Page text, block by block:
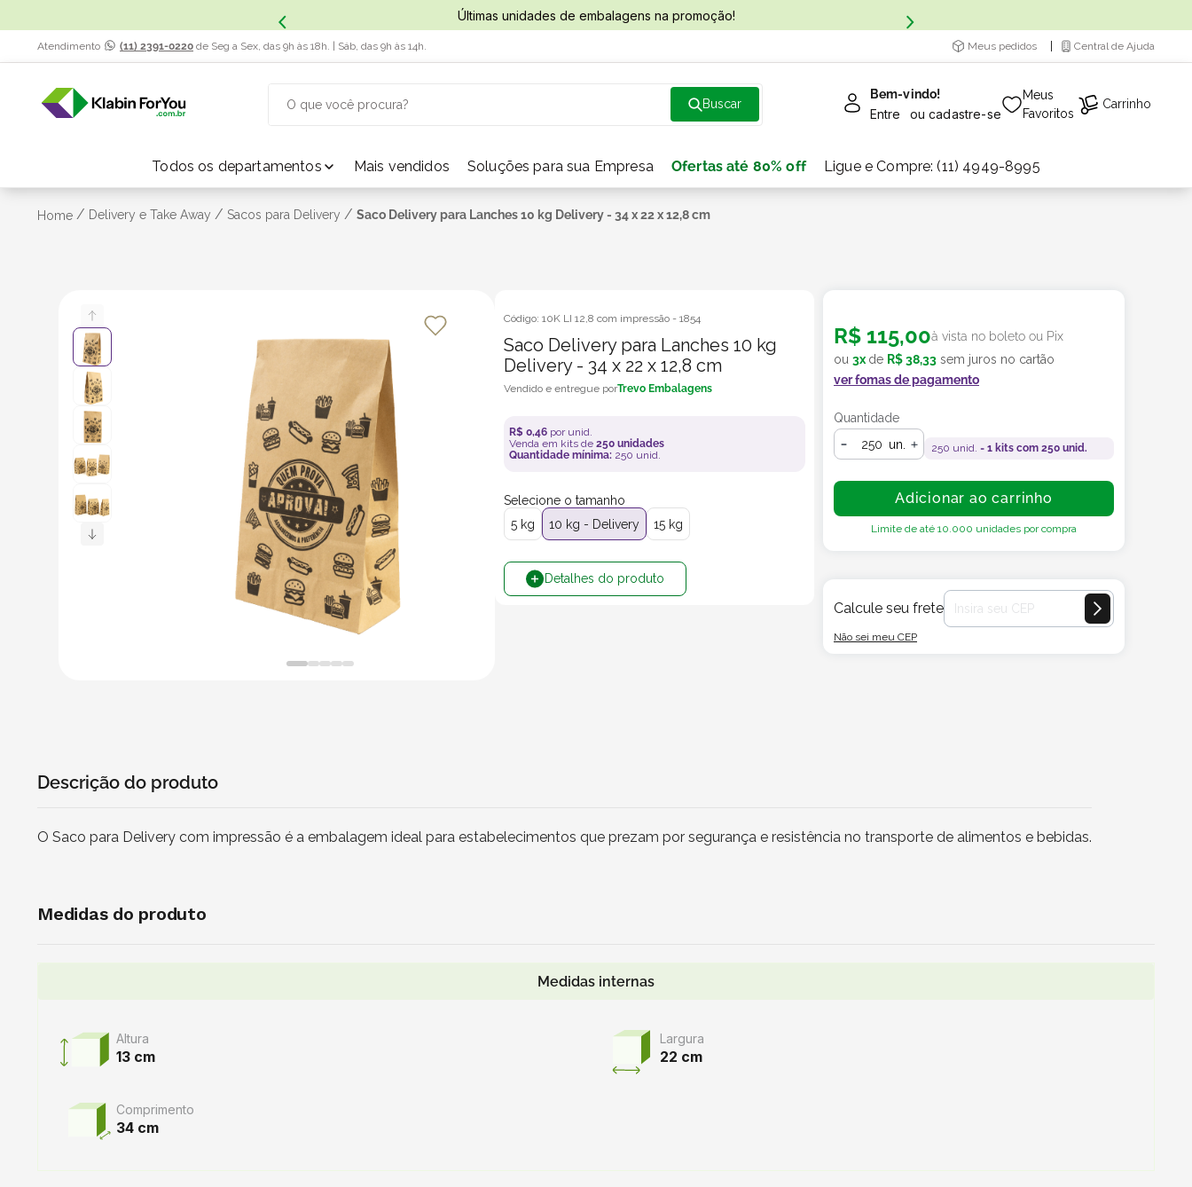
Últimas unidades de embalagens na promoção!
Atendimento (11) 2391-0220 de Seg a Sex, das 9h às 18h. | Sáb, das 9h às 14h. Meus pedidos Central de Ajuda
Bem-vindo!
Entre ou cadastre-se
Meus
Favoritos
Carrinho
Todos os departamentos Mais vendidos Soluções para sua Empresa Ofertas até 80% off Ligue e Compre: (11) 4949-8995
Home / Delivery e Take Away / Sacos para Delivery / Saco Delivery para Lanches 10 kg Delivery - 34 x 22 x 12,8 cm
Código: 10K LI 12,8 com impressão - 1854
Saco Delivery para Lanches 10 kg
Delivery - 34 x 22 x 12,8 cm
Trevo Embalagens
R$ 0,46 por unid.
Venda em kits de 250 unidades
Quantidade mínima: 250 unid.
Selecione o tamanho
5 kg
10 kg - Delivery 15 kg
Detalhes do produto
R$ 115,00à vista no boleto ou Pix
ou 3x de R$38,33 sem juros no cartão
ver fomas de pagamento
Quantidade
un.
250 unid. = 1 kits com 250 unid.
Adicionar ao carrinho
Limite de até 10.000 unidades por compra
Calcule seu frete
Não sei meu CEP
Descrição do produto
O Saco para Delivery com impressão é a embalagem ideal para estabelecimentos que prezam por segurança e resistência no transporte de alimentos e bebidas.
Medidas do produto
Medidas internas
Altura
13 cm
Largura
22 cm
Comprimento
34 cm
TERMOS MAIS BUSCADOS
1º caixa papelão
transporte
bebida
saco
papel semente